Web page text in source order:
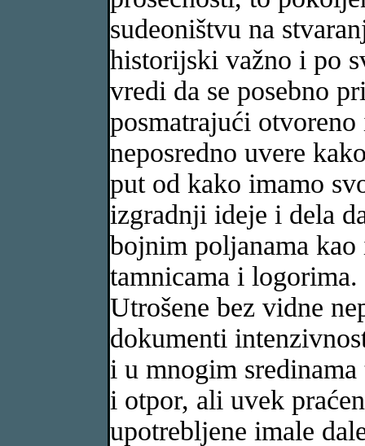
sudeoništvu na
historijski važno i po
vredi da se posebno
posmatrajući
neposredno uvere
put od kako imamo
izgradnji ideje i dela
bojnim poljanama
tamnicama i
Utrošene bez vidne
dokumenti
i u mnogim
i otpor, ali uvek
upotrebljene imale